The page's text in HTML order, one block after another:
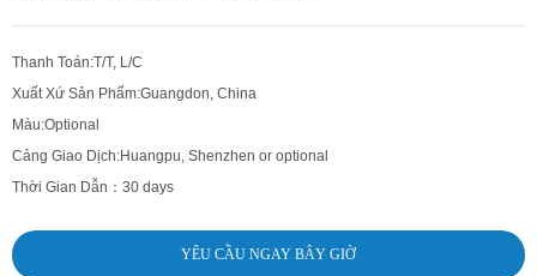
Thanh Toán:T/T, L/C
Xuất Xứ Sản Phẩm:Guangdon, China
Màu:Optional
Cảng Giao Dịch:Huangpu, Shenzhen or optional
Thời Gian Dẫn： 30 days
YÊU CẦU NGAY BÂY GIỜ